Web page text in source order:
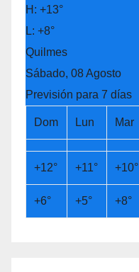
H: +13°
L: +8°
Quilmes
Sábado, 08 Agosto
Previsión para 7 días
Dom Lun Mar
+12° +11° +10°
+6° +5° +8°